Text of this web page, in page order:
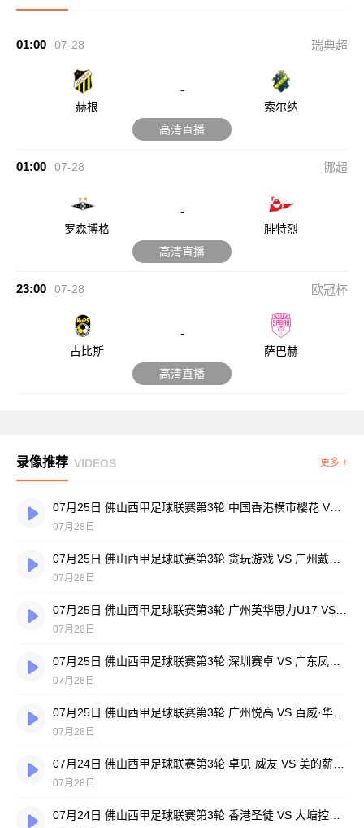
01:00 07-28 瑞典超
赫根
-
索尔纳
高清直播
01:00 07-28 挪超
罗森博格
-
腓特烈
高清直播
23:00 07-28 欧冠杯
古比斯
-
萨巴赫
高清直播
录像推荐 VIDEOS 更多 +
07月25日 佛山西甲足球联赛第3轮 中国香港横市樱花 VS 吉图省实青年 全场录像
07月28日
07月28日
07月28日
07月28日
07月28日
07月28日